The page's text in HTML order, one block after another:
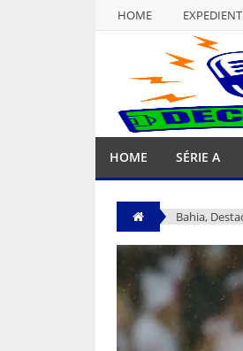
HOME
HOME SÉRIE A
Bahia,